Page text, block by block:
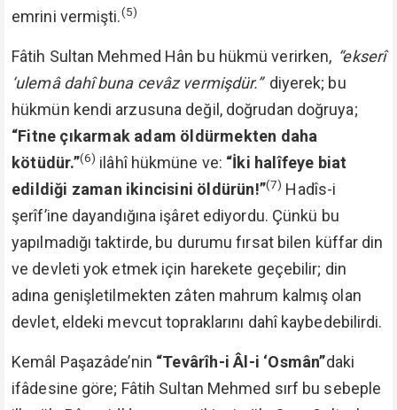
emrini vermişti.(5)
Fâtih Sultan Mehmed Hân bu hükmü verirken, “ekserî
‘ulemâ dahî buna cevâz vermişdür.” diyerek; bu
hükmün kendi arzusuna değil, doğrudan doğruya;
“Fitne çıkarmak adam öldürmekten daha
kötüdür.”(6) ilâhî hükmüne ve: “İki halîfeye biat
edildiği zaman ikincisini öldürün!”(7) Hadîs-i
şerîf’ine dayandığına işâret ediyordu. Çünkü bu
yapılmadığı taktirde, bu durumu fırsat bilen küffar din
ve devleti yok etmek için harekete geçebilir; din
adına genişletilmekten zâten mahrum kalmış olan
devlet, eldeki mevcut topraklarını dahî kaybedebilirdi.
Kemâl Paşazâde’nin “Tevârîh-i Âl-i ‘Osmân”daki
ifâdesine göre; Fâtih Sultan Mehmed sırf bu sebeple